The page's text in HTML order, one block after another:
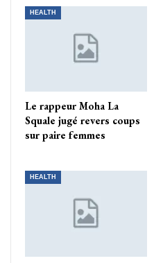
HEALTH
Le rappeur Moha La
Squale jugé revers coups
sur paire femmes
HEALTH